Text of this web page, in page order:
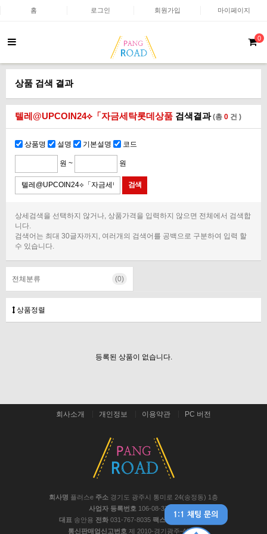
홈 로그인 회원가입 마이페이지
0
상품 검색 결과
텔레@UPCOIN24⟡「자금세탁롯데상품 검색결과(총 0 건 )
상품명 설명 기본설명 코드
원 ~ 원
상세검색을 선택하지 않거나, 상품가격을 입력하지 않으면 전체에서 검색합
니다.
검색어는 최대 30글자까지, 여러개의 검색어를 공백으로 구분하여 입력 할
수 있습니다.
전체분류 (0)
상품정렬
등록된 상품이 없습니다.
회사소개 개인정보 이용약관 PC 버전
회사명 플러스e 주소 경기도 광주시 통미로 24(송정동) 1층
사업자 등록번호 106-08-37441
대표 송안용 전화 031-767-8035 팩스 031-767-8048
통신판매업신고번호 제 2010-경기광주-467호